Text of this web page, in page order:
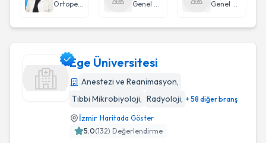
Ortopedi ve Travmatoloji Genel Cerrahi Genel Cerrahi
Ege Üniversitesi
Anestezi ve Reanimasyon,
Tıbbi Mikrobiyoloji, Radyoloji, + 58 diğer branş
İzmir Haritada Göster
5.0(132) Değerlendirme